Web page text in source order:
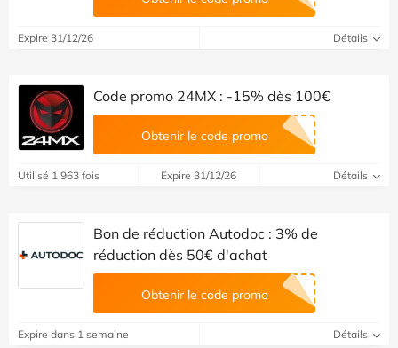
Expire 31/12/26 Détails
Code promo 24MX : -15% dès 100€
Obtenir le code promo
Utilisé 1 963 fois Expire 31/12/26 Détails
Bon de réduction Autodoc : 3% de
réduction dès 50€ d'achat
Obtenir le code promo
Expire dans 1 semaine Détails